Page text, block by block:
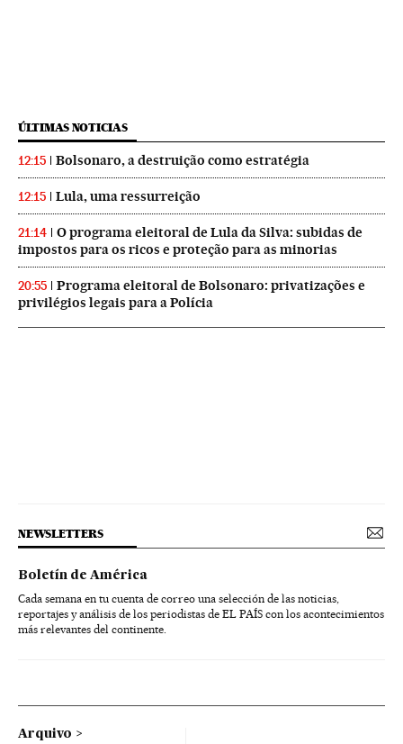
ÚLTIMAS NOTICIAS
12:15 Bolsonaro, a destruição como estratégia
12:15 Lula, uma ressurreição
21:14
O programa eleitoral de Lula da Silva: subidas de
impostos para os ricos e proteção para as minorias
20:55
Programa eleitoral de Bolsonaro: privatizações e
privilégios legais para a Polícia
NEWSLETTERS
Boletín de América
Cada semana en tu cuenta de correo una selección de las noticias,
reportajes y análisis de los periodistas de EL PAÍS con los acontecimientos
más relevantes del continente.
Arquivo